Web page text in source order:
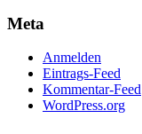
Meta
Anmelden
Eintrags-Feed
Kommentar-Feed
WordPress.org